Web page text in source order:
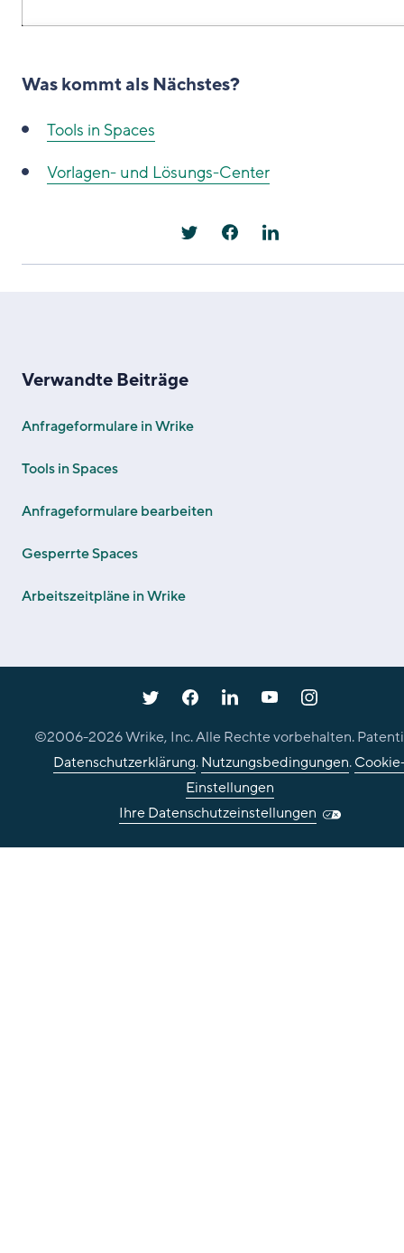
Was kommt als Nächstes?
Tools in Spaces
Vorlagen- und Lösungs-Center
Verwandte Beiträge
Anfrageformulare in Wrike
Tools in Spaces
Anfrageformulare bearbeiten
Gesperrte Spaces
Arbeitszeitpläne in Wrike
©2006-2026Wrike, Inc. Alle Rechte vorbehalten.
Datenschutzerklärung.Nutzungsbedingungen.
Einstellungen
Ihre Datenschutzeinstellungen